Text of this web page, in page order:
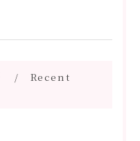
Recent